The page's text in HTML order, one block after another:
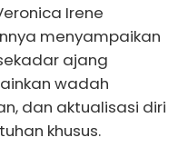
Irene
menyampaikan
ajang
wadah
dan aktualisasi diri
khusus.